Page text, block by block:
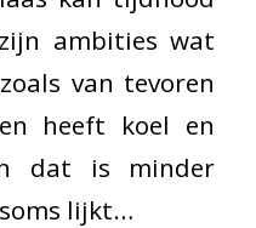
ambities wat
van tevoren
heeft koel en
dat is minder
lijkt…